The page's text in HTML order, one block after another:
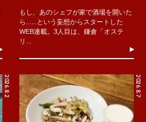
もし、あのシェフが家で酒場を開いた
ら......という妄想からスタートした
WEB連載。3人目は、鎌倉「オステ
リ...
2026.8.2 2026.8.7